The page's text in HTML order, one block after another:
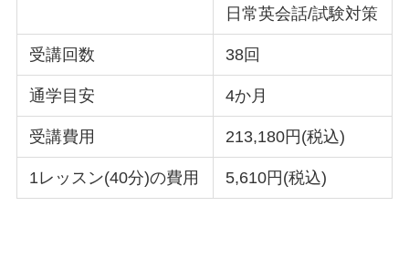
日常英会話/試験対策
受講回数 38回
通学目安 4か月
受講費用 213,180円(税込)
1レッスン(40分)の費用 5,610円(税込)